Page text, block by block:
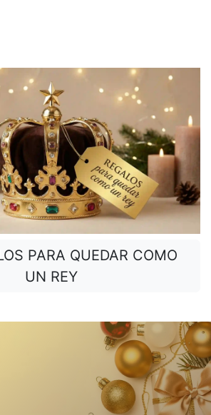
PARA QUEDAR COMO
UN REY